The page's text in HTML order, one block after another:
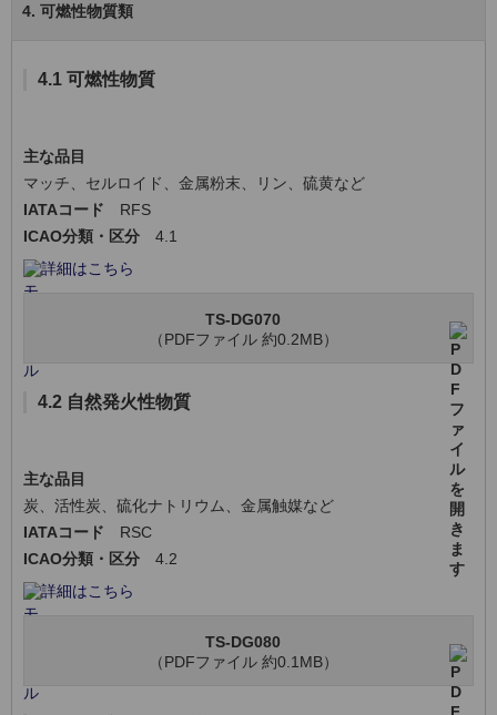
4. 可燃性物質類
4.1 可燃性物質
主な品目
マッチ、セルロイド、金属粉末、リン、硫黄など
IATAコード
RFS
ICAO分類・区分 4.1
詳細はこちら
TS-DG070
（PDFファイル 約0.2MB）
4.2 自然発火性物質
主な品目
炭、活性炭、硫化ナトリウム、金属触媒など
IATAコード
RSC
ICAO分類・区分
4.2
詳細はこちら
TS-DG080
（PDFファイル 約0.1MB）